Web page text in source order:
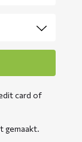
card of
gemaakt.